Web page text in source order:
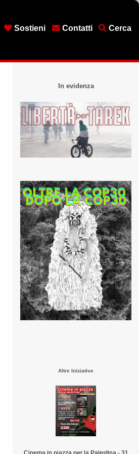
Sostieni Contatti Cerca
In evidenza
Altre Iniziative